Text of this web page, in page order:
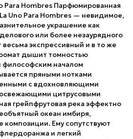
Para Hombres Парфюмированная
Uno Para Hombres — невидимое,
украшение как
или более незаурядного
весьма экспрессивный и в то же
дышит томностью
философским началом
пряными нотками
с вдохновляющими
цитрусовыми
грейпфрутовая река эффектно
океан имбиря,
Ему сопутствуют
и легкий